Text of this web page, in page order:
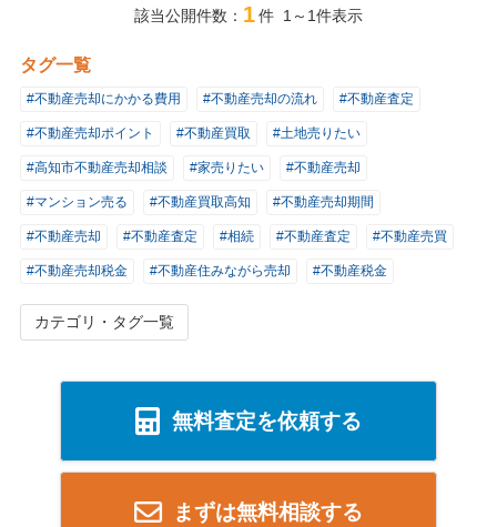
該当公開件数： 1件 1～1件表示
タグ一覧
#不動産売却にかかる費用 #不動産売却の流れ #不動産査定
#不動産売却ポイント #不動産買取 #土地売りたい
#高知市不動産売却相談 #家売りたい #不動産売却
#マンション売る #不動産買取高知 #不動産売却期間
#不動産売却 #不動産査定 #相続 #不動産査定 #不動産売買
#不動産売却税金 #不動産住みながら売却 #不動産税金
カテゴリ・タグ一覧
無料査定を依頼する
まずは無料相談する